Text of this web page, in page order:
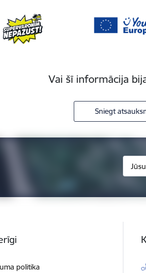
Vai šī informācija
Sniegt
politika